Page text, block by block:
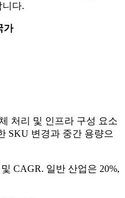
니다.
가
처리 및 인프라 구성 요소
SKU 변경과 중간 용량으
CAGR. 일반 산업은 20%,